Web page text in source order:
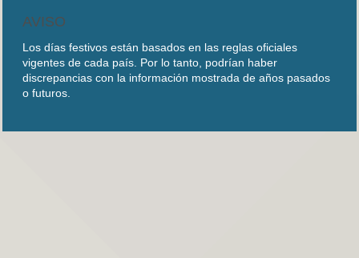
AVISO
Los días festivos están basados en las reglas oficiales
vigentes de cada país. Por lo tanto, podrían haber
discrepancias con la información mostrada de años pasados
o futuros.